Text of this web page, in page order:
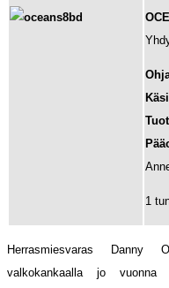
1
Herrasmiesvaras Danny
valkokankaalla jo